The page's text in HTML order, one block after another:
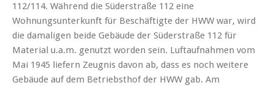
112/114. Während die Süderstraße 112 eine
Wohnungsunterkunft für Beschäftigte der HWW war, wird
die damaligen beide Gebäude der Süderstraße 112 für
Material u.a.m. genutzt worden sein. Luftaufnahmen vom
Mai 1945 liefern Zeugnis davon ab, dass es noch weitere
Gebäude auf dem Betriebsthof der HWW gab. Am